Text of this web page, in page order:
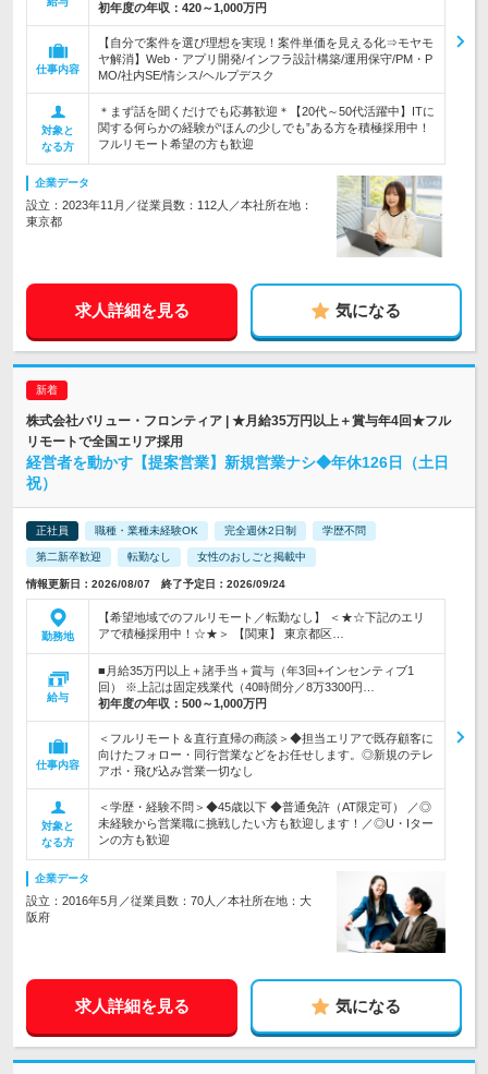
初年度の年収： 420～1,000万円
仕事内容
【自分で案件を選び理想を実現！案件単価を見える化⇒モヤモ
ヤ解消】Web・アプリ開発/インフラ設計構築/運用保守/PM・P
MO/社内SE/情シス/ヘルプデスク
対象と
なる方
＊まず話を聞くだけでも応募歓迎＊【20代～50代活躍中】ITに
関する何らかの経験が“ほんの少しでも”ある方を積極採用中！
フルリモート希望の方も歓迎
企業データ
設立：2023年11月／従業員数：112人／本社所在地：
東京都
求人詳細を見る 気になる
株式会社バリュー・フロンティア | ★月給35万円以上＋賞与年4回★フル
リモートで全国エリア採用
経営者を動かす【提案営業】新規営業ナシ◆年休126日（土日
祝）
正社員 職種・業種未経験OK 完全週休2日制 学歴不問
第二新卒歓迎 転勤なし 女性のおしごと掲載中
情報更新日：2026/08/07 終了予定日：2026/09/24
勤務地
【希望地域でのフルリモート／転勤なし】 ＜★☆下記のエリ
アで積極採用中！☆★＞ 【関東】 東京都区…
給与
■月給35万円以上＋諸手当＋賞与（年3回+インセンティブ1
回） ※上記は固定残業代（40時間分／8万3300円…
初年度の年収： 500～1,000万円
仕事内容
＜フルリモート＆直行直帰の商談＞◆担当エリアで既存顧客に
向けたフォロー・同行営業などをお任せします。◎新規のテレ
アポ・飛び込み営業一切なし
対象と
なる方
＜学歴・経験不問＞◆45歳以下 ◆普通免許（AT限定可） ／◎
未経験から営業職に挑戦したい方も歓迎します！／◎U・Iター
ンの方も歓迎
企業データ
設立：2016年5月／従業員数：70人／本社所在地：大
阪府
求人詳細を見る 気になる